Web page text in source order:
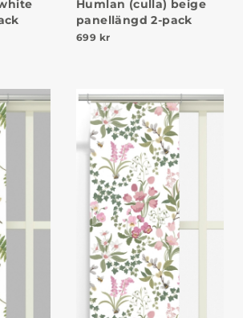
priset var: 489 kr.
priset är: 199 kr.
Humlan (culla) beige
panellängd 2-pack
699 kr